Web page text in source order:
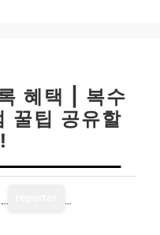
혜택 | 복수
꿀팁 공유할